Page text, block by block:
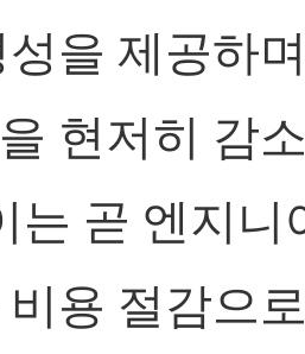
을 제공하
현저히 감
는 곧 엔지니
용 절감으